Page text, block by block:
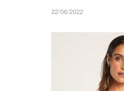
22/06/2022